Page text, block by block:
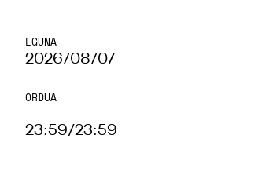
EGUNA
2026/08/07
ORDUA
23:59/23:59